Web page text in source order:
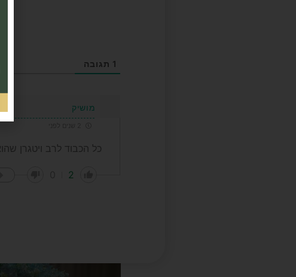
1 תגובה
מושיק
כל הכבוד לרב ויטגרן
2